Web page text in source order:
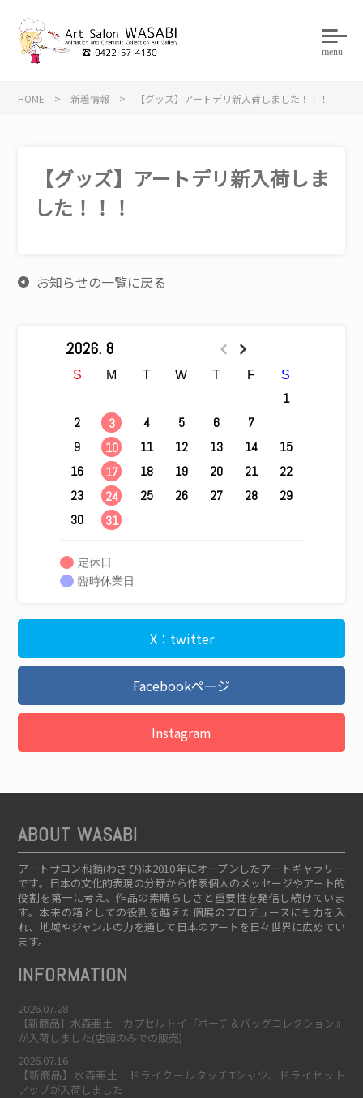
menu
HOME >新着情報 > 【グッズ】アートデリ新入荷しました！！！
【グッズ】アートデリ新入荷しま
した！！！
お知らせの一覧に戻る
2026. 8
S M T W T F S
1
2
3 4 5 6 7
9
10 11 12 13 14
15
16
17 18 19 20 21
22
23
24 25 26 27 28
29
30
31
定休日
臨時休業日
X：twitter
Facebookページ
Instagram
ABOUT WASABI
アートサロン和錆(わさび)は2010年にオープンしたアートギャラリー
です。日本の文化的表現の分野から作家個人のメッセージやアート的
役割を第一に考え、作品の素晴らしさと重要性を発信し続けていま
す。本来の箱としての役割を越えた個展のプロデュースにも力を入
れ、地域やジャンルの力を通して日本のアートを日々世界に広めてい
ます。
INFORMATION
2026.07.28
【新商品】水森亜土 カプセルトイ『ポーチ＆バッグコレクション』
が入荷しました(店頭のみでの販売)
2026.07.16
【新商品】水森亜土 ドライクールタッチTシャツ、ドライセット
アップが入荷しました